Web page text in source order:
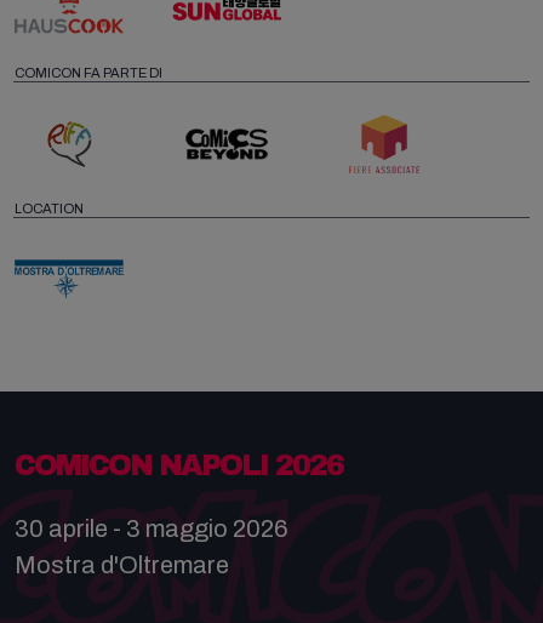
COMICON FA PARTE DI
LOCATION
COMICON NAPOLI 2026
30 aprile - 3 maggio 2026
Mostra d'Oltremare